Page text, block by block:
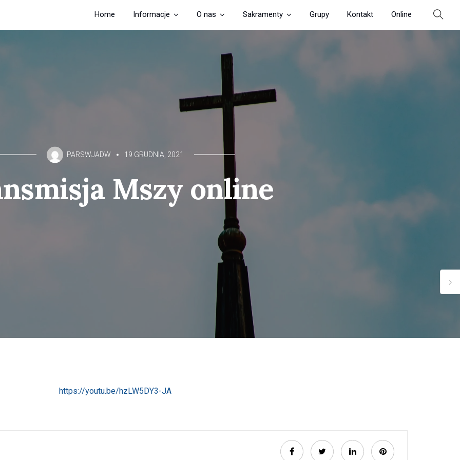
Home Informacje O nas Sakramenty Grupy Kontakt Online
PARSWJADW 19 GRUDNIA, 2021
Mszy online
https://youtu.be/hzLW5DY3-JA